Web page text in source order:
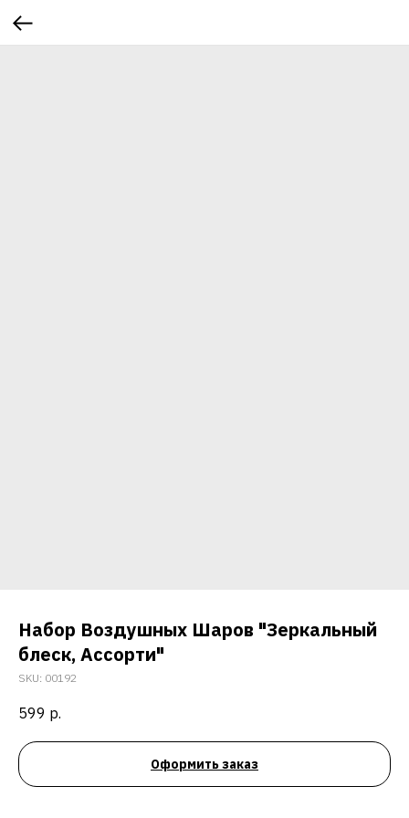
Набор Воздушных Шаров "Зеркальный
блеск, Ассорти"
SKU: 00192
599 р.
Оформить заказ